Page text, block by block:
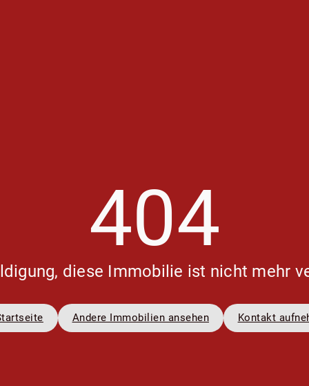
404
diese Immobilie ist nicht mehr
Andere Immobilien ansehen Kontakt